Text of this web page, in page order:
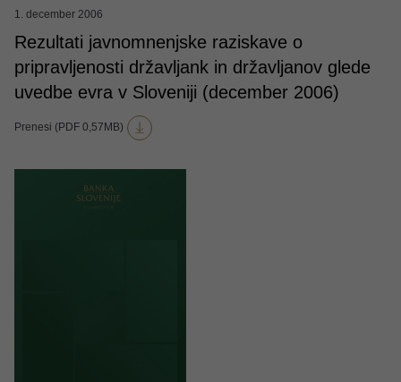
1. december 2006
Rezultati javnomnenjske raziskave o
pripravljenosti državljank in državljanov glede
uvedbe evra v Sloveniji (december 2006)
Prenesi (PDF 0,57MB)